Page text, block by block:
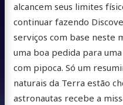
alcancem seus limites
continuar fazendo
serviços com base neste
uma boa pedida para uma
com pipoca. Só um
naturais da Terra estão
astronautas recebe a